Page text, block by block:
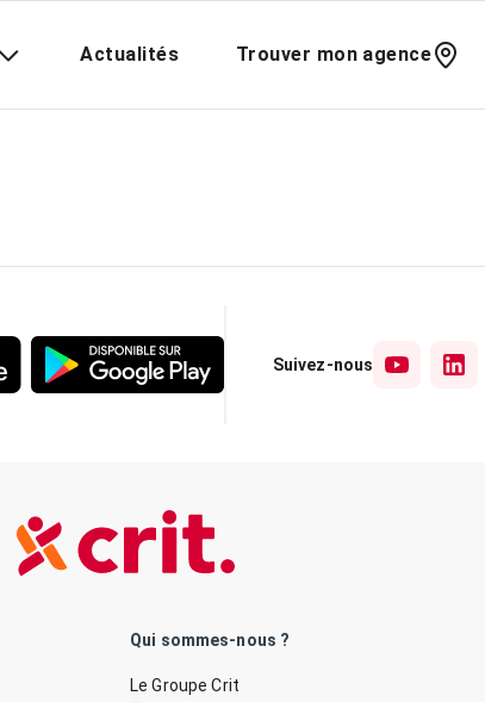
Actualités Trouver mon agence
Suivez-nous
Qui sommes-nous ?
Le Groupe Crit